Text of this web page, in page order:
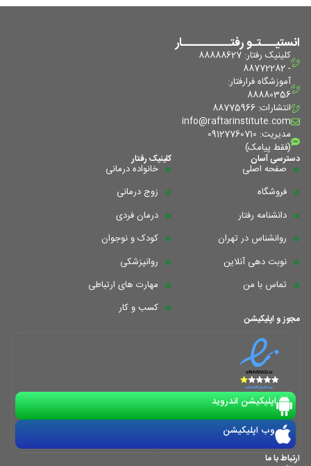
انستیـــتـو رفتــــــــــار
کلینیک رفتار: 88888627
- 88772282
آموزشگاه فرا‌رفتار:
88880356
انتشارات: 88775966
info@raftarinstitute.com
مدیریت: 09127760710
(فقط پیامک)
دسترسی آسان
صفحه اصلی
فروشگاه
دانشنامه رفتار
روانشناس در تهران
نوبت دهی آنلاین
تماس با من
کلینیک رفتار
خانواده درمانی
زوج درمانی
درمان فردی
کودک و نوجوان
روانپزشکی
مهارت های ارتباطی
کسب و کار
مجوز و اپلیکیشن
اپلیکیشن اندروید
وب اپلیکیشن
ارتباط با ما